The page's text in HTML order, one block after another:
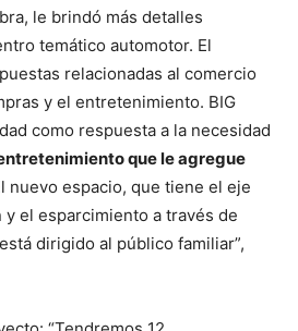
le brindó más detalles
temático automotor. El
relacionadas al comercio
y el entretenimiento. BIG
como respuesta a la necesidad
que le agregue
nuevo espacio, que tiene el eje
el esparcimiento a través de
dirigido al público familiar”,